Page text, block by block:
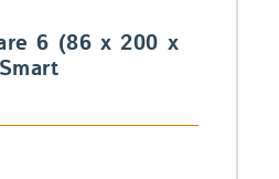
6 (86 x 200 x